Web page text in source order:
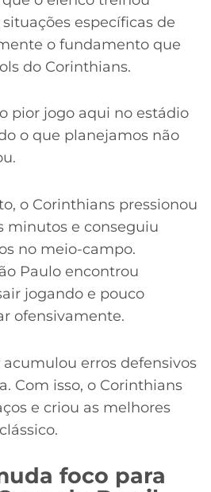
específicas de
o fundamento que
do Corinthians.
pior jogo aqui no estádio
o que planejamos não
o Corinthians pressionou
minutos e conseguiu
no meio-campo.
Paulo encontrou
jogando e pouco
ofensivamente.
erros defensivos
Com isso, o Corinthians
e criou as melhores
foco para